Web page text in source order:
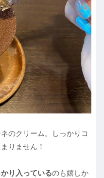
のクリーム。しっかりコ
りません！
り入っているのも嬉しか